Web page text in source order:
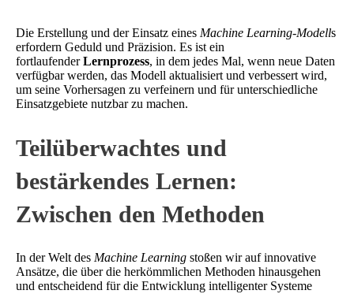
Die Erstellung und der Einsatz eines Machine Learning-Modells
erfordern Geduld und Präzision. Es ist ein
fortlaufenderLernprozess, in dem jedes Mal, wenn neue Daten
verfügbar werden, das Modell aktualisiert und verbessert wird,
um seine Vorhersagen zu verfeinern und für unterschiedliche
Einsatzgebiete nutzbar zu machen.
Teilüberwachtes und
bestärkendes Lernen:
Zwischen den Methoden
In der Welt des Machine Learning stoßen wir auf innovative
Ansätze, die über die herkömmlichen Methoden hinausgehen
und entscheidend für die Entwicklung intelligenter Systeme